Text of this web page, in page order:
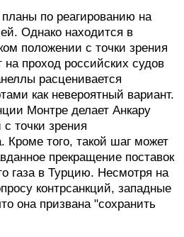
по реагированию на
Однако находится в
положении с точки зрения
проход российских судов
расценивается
как невероятный вариант.
Монтре делает Анкару
точки зрения
Кроме того, такой шаг может
прекращение поставок
газа в Турцию. Несмотря на
контрсанкций, западные
она призвана "сохранить